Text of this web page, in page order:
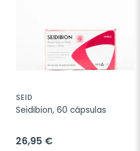
SEID
Seidibion, 60 cápsulas
26,95 €